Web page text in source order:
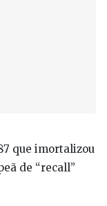
que imortalizou
de “recall”